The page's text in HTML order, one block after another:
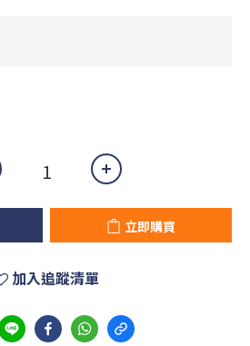
立即購買
加入追蹤清單